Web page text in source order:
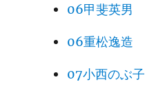
06甲斐英男
06重松逸造
07小西のぶ子